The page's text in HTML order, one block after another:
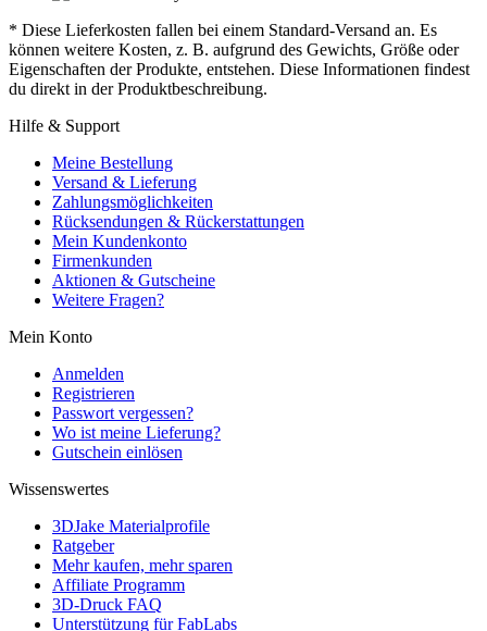
* Diese Lieferkosten fallen bei einem Standard-Versand an. Es
können weitere Kosten, z. B. aufgrund des Gewichts, Größe oder
Eigenschaften der Produkte, entstehen. Diese Informationen findest
du direkt in der Produktbeschreibung.
Hilfe & Support
Meine Bestellung
Versand & Lieferung
Zahlungsmöglichkeiten
Rücksendungen & Rückerstattungen
Mein Kundenkonto
Firmenkunden
Aktionen & Gutscheine
Weitere Fragen?
Mein Konto
Anmelden
Registrieren
Passwort vergessen?
Wo ist meine Lieferung?
Gutschein einlösen
Wissenswertes
3DJake Materialprofile
Ratgeber
Mehr kaufen, mehr sparen
Affiliate Programm
3D-Druck FAQ
Unterstützung für FabLabs